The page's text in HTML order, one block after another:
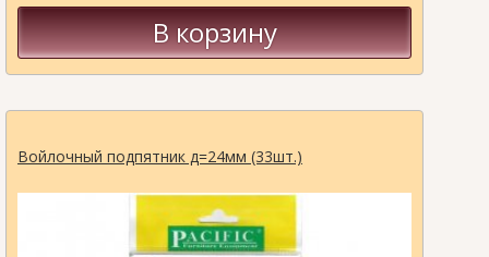
В корзину
Войлочный подпятник д=24мм (33шт.)